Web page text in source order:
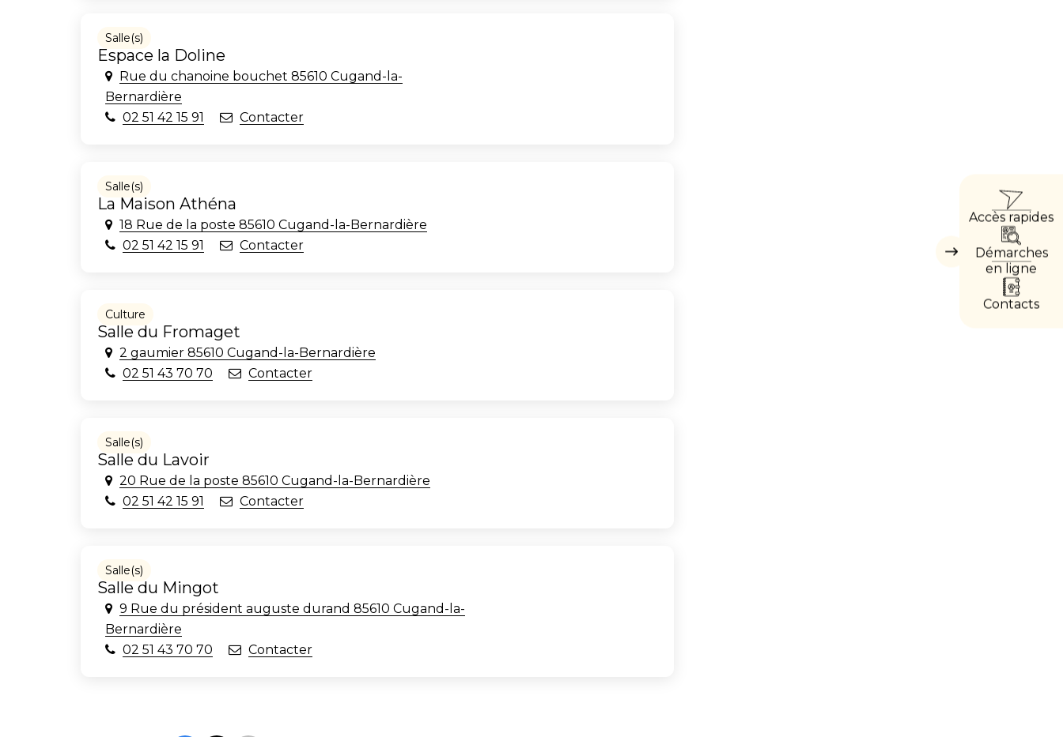
Masquer
Accès rapides
Démarches
en ligne
Contacts
Salle(s)
Espace la Doline
Rue du chanoine bouchet 85610 Cugand-la-
Bernardière
02 51 42 15 91
Contacter
Salle(s)
La Maison Athéna
18 Rue de la poste 85610 Cugand-la-Bernardière
02 51 42 15 91
Contacter
Culture
Salle du Fromaget
2 gaumier 85610 Cugand-la-Bernardière
02 51 43 70 70
Contacter
Salle(s)
Salle du Lavoir
20 Rue de la poste 85610 Cugand-la-Bernardière
02 51 42 15 91
Contacter
Salle(s)
Salle du Mingot
9 Rue du président auguste durand 85610 Cugand-la-
Bernardière
02 51 43 70 70
Contacter